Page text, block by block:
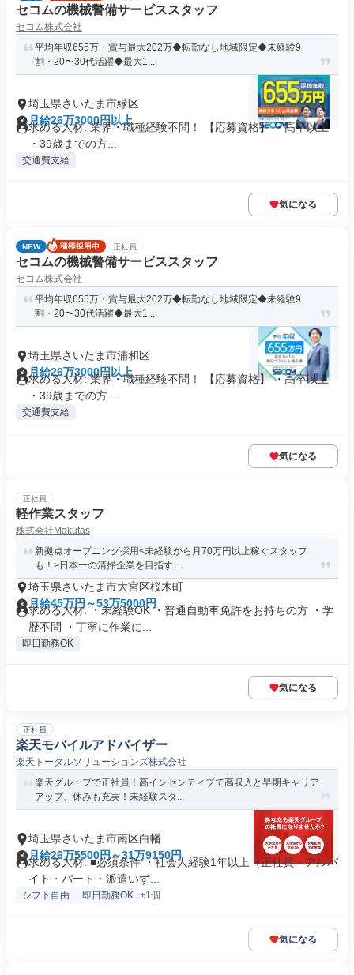
セコムの機械警備サービススタッフ
セコム株式会社
平均年収655万・賞与最大202万◆転勤なし地域限定◆未経験9
割・20〜30代活躍◆最大1...
埼玉県さいたま市緑区
月給26万3000円以上
求める人材: 業界・職種経験不問！ 【応募資格】 ・高卒以上
・39歳までの方...
交通費支給
気になる
NEW 正社員
セコムの機械警備サービススタッフ
セコム株式会社
平均年収655万・賞与最大202万◆転勤なし地域限定◆未経験9
割・20〜30代活躍◆最大1...
埼玉県さいたま市浦和区
月給26万3000円以上
求める人材: 業界・職種経験不問！ 【応募資格】 ・高卒以上
・39歳までの方...
交通費支給
気になる
正社員
軽作業スタッフ
株式会社Makutas
新拠点オープニング採用<未経験から月70万円以上稼ぐスタッフ
も！>日本一の清掃企業を目指す...
埼玉県さいたま市大宮区桜木町
月給45万円～53万5000円
求める人材: ・未経験OK ・普通自動車免許をお持ちの方 ・学
歴不問 ・丁寧に作業に...
即日勤務OK
気になる
正社員
楽天モバイルアドバイザー
楽天トータルソリューションズ株式会社
楽天グループで正社員！高インセンティブで高収入と早期キャリア
アップ、休みも充実！未経験スタ...
埼玉県さいたま市南区白幡
月給26万5500円～31万9150円
求める人材: ■必須条件 ・社会人経験1年以上（正社員・アルバ
イト・パート・派遣いず...
シフト自由 即日勤務OK +1個
気になる